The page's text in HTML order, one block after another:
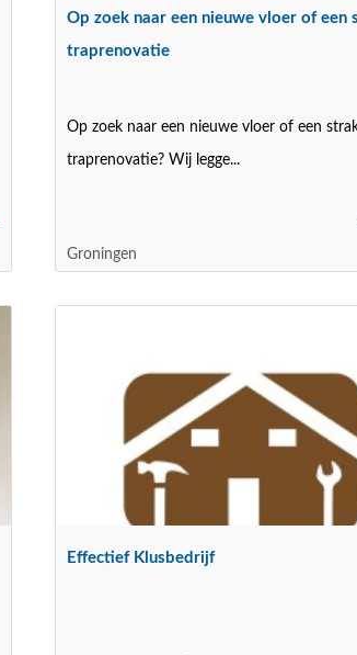
Op zoek naar een nieuwe vloer of een
traprenovatie
Op zoek naar een nieuwe vloer of een
traprenovatie? Wij legge...
Groningen
Effectief Klusbedrijf